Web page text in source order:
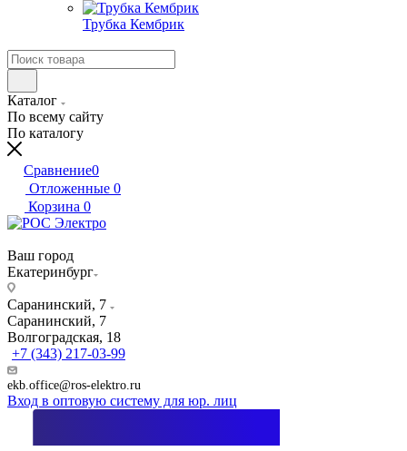
Трубка Кембрик
Каталог
По всему сайту
По каталогу
Сравнение0
Отложенные 0
Корзина 0
Ваш город
Екатеринбург
Саранинский, 7
Саранинский, 7
Волгоградская, 18
+7 (343) 217-03-99
ekb.office@ros-elektro.ru
Вход в оптовую систему для юр. лиц